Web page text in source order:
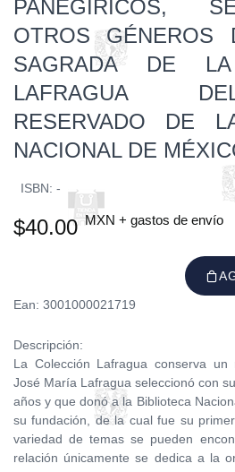
PANEGÍRICOS,
OTROS GÉNEROS
SAGRADA DE LA
LAFRAGUA
RESERVADO DE
NACIONAL DE
ISBN: -
$40.00 MXN + gastos de envío
Ean: 3001000021719
Descripción:
La Colección Lafragua conserva
José María Lafragua seleccionó con
años y que donó a la Biblioteca
su fundación, de la cual fue su
variedad de temas se pueden
relación únicamente se dedica a la